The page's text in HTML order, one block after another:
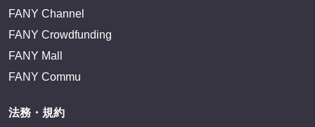
FANY Channel
FANY Crowdfunding
FANY Mall
FANY Commu
法務・規約